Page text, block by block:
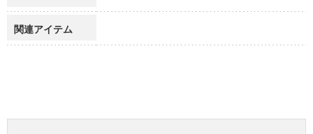
関連アイテム